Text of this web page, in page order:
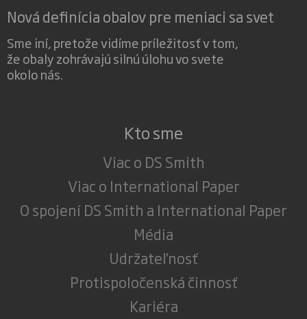
Nová definícia obalov pre meniaci sa svet
Sme iní, pretože vidíme príležitosť v tom,
že obaly zohrávajú silnú úlohu vo svete
okolo nás.
Kto sme
Viac o DS Smith
Viac o International Paper
O spojení DS Smith a International Paper
Média
Udržateľnosť
Protispoločenská činnosť
Kariéra